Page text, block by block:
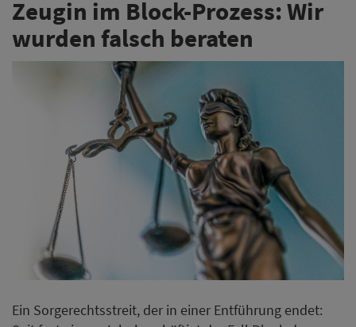
Zeugin im Block-Prozess: Wir
wurden falsch beraten
Ein Sorgerechtsstreit, der in einer Entführung endet: